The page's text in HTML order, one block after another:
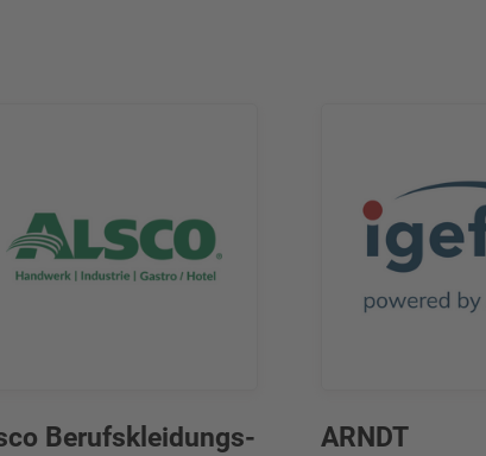
Berufskleidungs-
ARNDT